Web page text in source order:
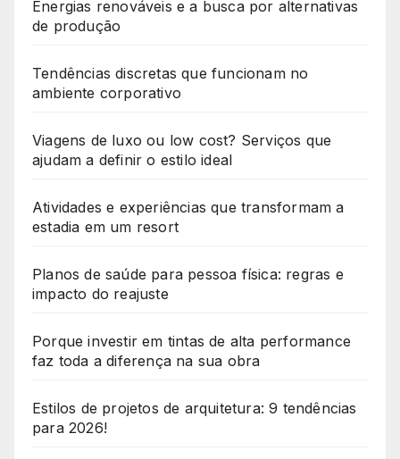
Energias renováveis e a busca por alternativas
de produção
Tendências discretas que funcionam no
ambiente corporativo
Viagens de luxo ou low cost? Serviços que
ajudam a definir o estilo ideal
Atividades e experiências que transformam a
estadia em um resort
Planos de saúde para pessoa física: regras e
impacto do reajuste
Porque investir em tintas de alta performance
faz toda a diferença na sua obra
Estilos de projetos de arquitetura: 9 tendências
para 2026!